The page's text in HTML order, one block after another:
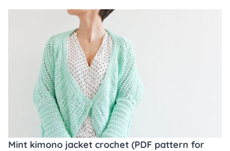
Mint kimono jacket crochet (PDF pattern for